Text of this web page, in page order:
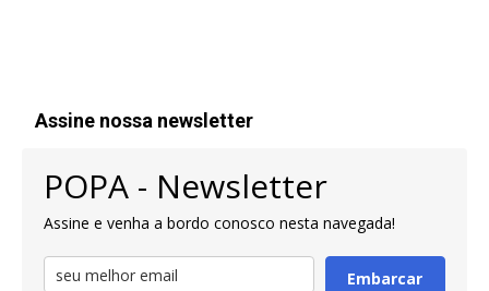
Assine nossa newsletter
POPA - Newsletter
Assine e venha a bordo conosco nesta navegada!
Embarcar